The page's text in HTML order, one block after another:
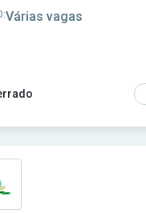
Várias vagas